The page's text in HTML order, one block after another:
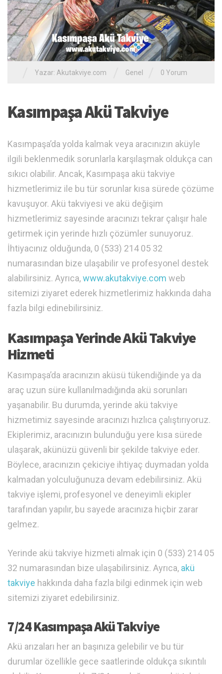
Yazar: Akutakviye.com Genel 0 Yorum
Kasımpaşa Akü Takviye
Kasımpaşa’da yolda kalmak veya aracınızın aküyle
ilgili beklenmedik sorunlarla karşılaşmak oldukça can
sıkıcı olabilir. Ancak, Kasımpaşa akü takviye
hizmetlerimiz ile bu tür sorunlar kısa sürede çözüme
kavuşuyor. Akü takviyesi ve akü değişim
hizmetlerimiz sayesinde aracınızı tekrar çalışır hale
getirmek için yerinde hızlı çözümler sunuyoruz.
İhtiyacınız olduğunda, 0 (533) 214 05 32
numarasından bize ulaşabilir ve profesyonel destek
alabilirsiniz. Ayrıca,www.akutakviye.com web
sitemizi ziyaret ederek hizmetlerimiz hakkında daha
fazla bilgi edinebilirsiniz.
Kasımpaşa Yerinde Akü Takviye
Hizmeti
Kasımpaşa’da aracınızın aküsü tükendiğinde ya da
araç uzun süre kullanılmadığında akü sorunları
yaşanabilir. Bu durumda, yerinde akü takviye
hizmetimiz sayesinde aracınızı hızlıca çalıştırıyoruz.
Ekiplerimiz, aracınızın bulunduğu yere kısa sürede
ulaşarak, akünüzü güvenli bir şekilde takviye eder.
Böylece, aracınızın çekiciye ihtiyaç duymadan yolda
kalmadan yolculuğunuza devam edebilirsiniz. Akü
takviye işlemi, profesyonel ve deneyimli ekipler
tarafından yapılır, bu sayede aracınıza hiçbir zarar
gelmez.
Yerinde akü takviye hizmeti almak için 0 (533) 214 05
32 numarasından bize ulaşabilirsiniz. Ayrıca, akü
takviye hakkında daha fazla bilgi edinmek için web
sitemizi ziyaret edebilirsiniz.
7/24 Kasımpaşa Akü Takviye
Akü arızaları her an başınıza gelebilir ve bu tür
durumlar özellikle gece saatlerinde oldukça sıkıntılı